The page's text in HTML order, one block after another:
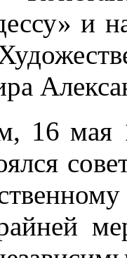
и
16 мая